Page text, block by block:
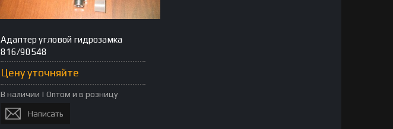
Адаптер угловой гидрозамка
816/90548
Цену уточняйте
В наличии | Оптом и в розницу
Написать